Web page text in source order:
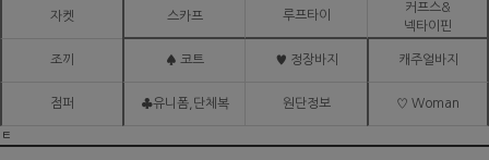
자켓 스카프 루프타이
커프스&
넥타이핀
조끼 ♠ 코트 ♥ 정장바지 캐주얼바지
점퍼 ♣유니폼,단체복 원단정보 ♡ Woman
ㅌ